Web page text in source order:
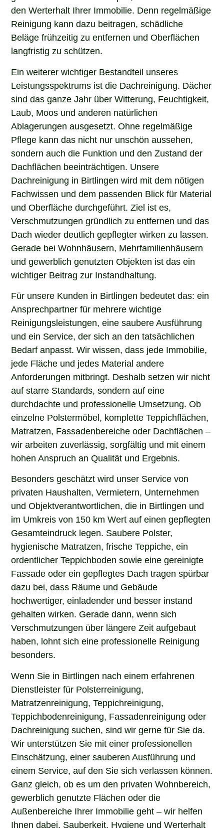
den Werterhalt Ihrer Immobilie. Denn regelmäßige
Reinigung kann dazu beitragen, schädliche
Beläge frühzeitig zu entfernen und Oberflächen
langfristig zu schützen.
Ein weiterer wichtiger Bestandteil unseres
Leistungsspektrums ist die Dachreinigung. Dächer
sind das ganze Jahr über Witterung, Feuchtigkeit,
Laub, Moos und anderen natürlichen
Ablagerungen ausgesetzt. Ohne regelmäßige
Pflege kann das nicht nur unschön aussehen,
sondern auch die Funktion und den Zustand der
Dachflächen beeinträchtigen. Unsere
Dachreinigung in Birtlingen wird mit dem nötigen
Fachwissen und dem passenden Blick für Material
und Oberfläche durchgeführt. Ziel ist es,
Verschmutzungen gründlich zu entfernen und das
Dach wieder deutlich gepflegter wirken zu lassen.
Gerade bei Wohnhäusern, Mehrfamilienhäusern
und gewerblich genutzten Objekten ist das ein
wichtiger Beitrag zur Instandhaltung.
Für unsere Kunden in Birtlingen bedeutet das: ein
Ansprechpartner für mehrere wichtige
Reinigungsleistungen, eine saubere Ausführung
und ein Service, der sich an den tatsächlichen
Bedarf anpasst. Wir wissen, dass jede Immobilie,
jede Fläche und jedes Material andere
Anforderungen mitbringt. Deshalb setzen wir nicht
auf starre Standards, sondern auf eine
durchdachte und professionelle Umsetzung. Ob
einzelne Polstermöbel, komplette Teppichflächen,
Matratzen, Fassadenbereiche oder Dachflächen –
wir arbeiten zuverlässig, sorgfältig und mit einem
hohen Anspruch an Qualität und Ergebnis.
Besonders geschätzt wird unser Service von
privaten Haushalten, Vermietern, Unternehmen
und Objektverantwortlichen, die in Birtlingen und
im Umkreis von 150 km Wert auf einen gepflegten
Gesamteindruck legen. Saubere Polster,
hygienische Matratzen, frische Teppiche, ein
ordentlicher Teppichboden sowie eine gereinigte
Fassade oder ein gepflegtes Dach tragen spürbar
dazu bei, dass Räume und Gebäude
hochwertiger, einladender und besser instand
gehalten wirken. Gerade dann, wenn sich
Verschmutzungen über längere Zeit aufgebaut
haben, lohnt sich eine professionelle Reinigung
besonders.
Wenn Sie in Birtlingen nach einem erfahrenen
Dienstleister für Polsterreinigung,
Matratzenreinigung, Teppichreinigung,
Teppichbodenreinigung, Fassadenreinigung oder
Dachreinigung suchen, sind wir gerne für Sie da.
Wir unterstützen Sie mit einer professionellen
Einschätzung, einer sauberen Ausführung und
einem Service, auf den Sie sich verlassen können.
Ganz gleich, ob es um den privaten Wohnbereich,
gewerblich genutzte Flächen oder die
Außenbereiche Ihrer Immobilie geht – wir helfen
Ihnen dabei, Sauberkeit, Hygiene und Werterhalt